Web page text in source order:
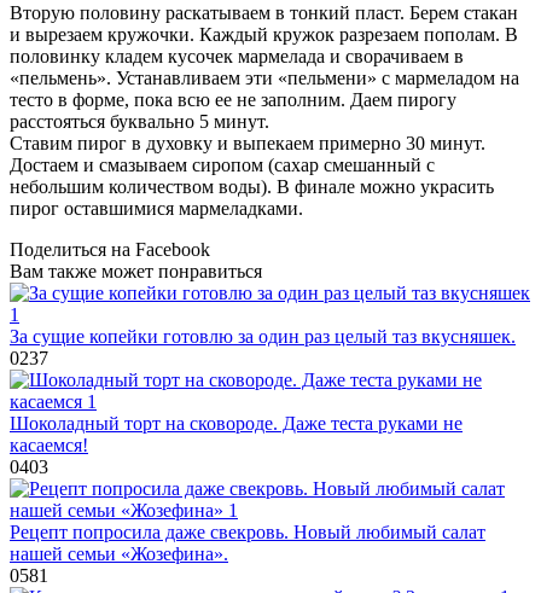
Вторую половину раскатываем в тонкий пласт. Берем стакан
и вырезаем кружочки. Каждый кружок разрезаем пополам. В
половинку кладем кусочек мармелада и сворачиваем в
«пельмень». Устанавливаем эти «пельмени» с мармеладом на
тесто в форме, пока всю ее не заполним. Даем пирогу
расстояться буквально 5 минут.
Ставим пирог в духовку и выпекаем примерно 30 минут.
Достаем и смазываем сиропом (сахар смешанный с
небольшим количеством воды). В финале можно украсить
пирог оставшимися мармеладками.
Поделиться на Facebook
Вам также может понравиться
За сущие копейки готовлю за один раз целый таз вкусняшек.
0237
Шоколадный торт на сковороде. Даже теста руками не
касаемся!
0403
Рецепт попросила даже свекровь. Новый любимый салат
нашей семьи «Жозефина».
0581